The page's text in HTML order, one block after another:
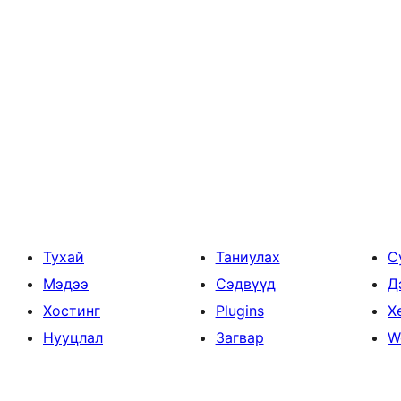
Тухай
Мэдээ
Хостинг
Нууцлал
Таниулах
Сэдвүүд
Plugins
Загвар